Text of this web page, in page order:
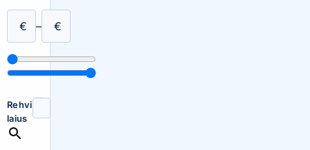
€ – €
Rehvi
laius